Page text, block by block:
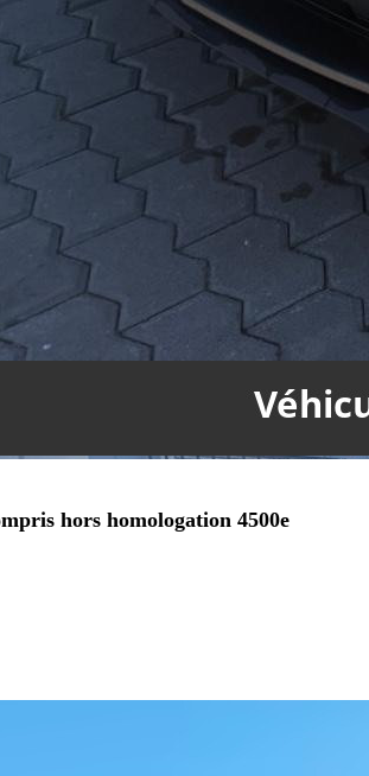
hors homologation 4500e